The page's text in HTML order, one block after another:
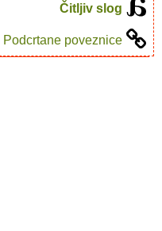
Čitljiv slog
Podcrtane poveznice